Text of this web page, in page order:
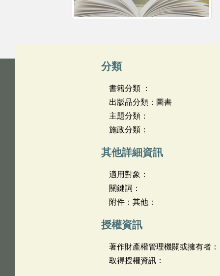
分類
書籍分類 ：
出版品分類：圖書
主題分類：
施政分類：
其他詳細資訊
適用對象：
關鍵詞：
附件：其他：
授權資訊
著作財產權管理機關或擁有者：
取得授權資訊：